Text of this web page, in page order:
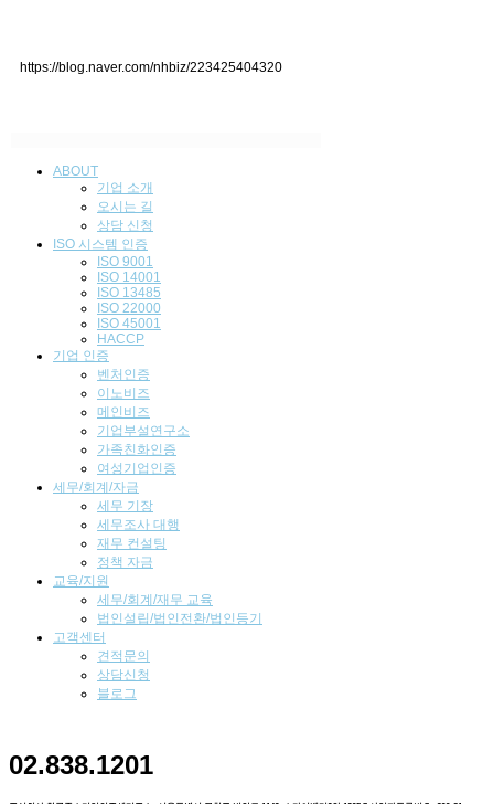
https://blog.naver.com/nhbiz/223425404320
ABOUT
기업 소개
오시는 길
상담 신청
ISO 시스템 인 증
ISO 9001
ISO 14001
ISO 13485
ISO 22000
ISO 45001
HACCP
기업 인증
벤처인증
이노비즈
메인비즈
기업부설연구소
가족친화인증
여성기업인증
세무/회계/자금
세무 기장
세무조사 대행
재무 컨설팅
정책 자금
교육/지원
세무/회계/재무 교육
법인설립/법인전환/법인등기
고객센터
견적문의
상담신청
블로그
02.838.1201